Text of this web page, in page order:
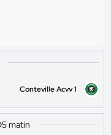
Conteville Acvv 1
matin